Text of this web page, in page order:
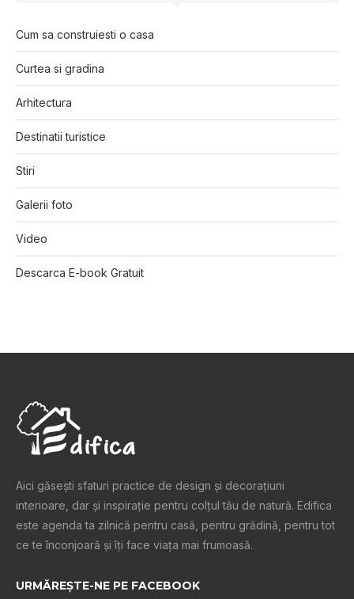
Cum sa construiesti o casa
Curtea si gradina
Arhitectura
Destinatii turistice
Stiri
Galerii foto
Video
Descarca E-book Gratuit
Aici găsești sfaturi practice de design şi decoraţiuni
interioare, dar și inspiraţie pentru colţul tău de natură. Edifica
este agenda ta zilnică pentru casă, pentru grădină, pentru tot
ce te înconjoară şi îţi face viaţa mai frumoasă.
URMĂREȘTE-NE PE FACEBOOK